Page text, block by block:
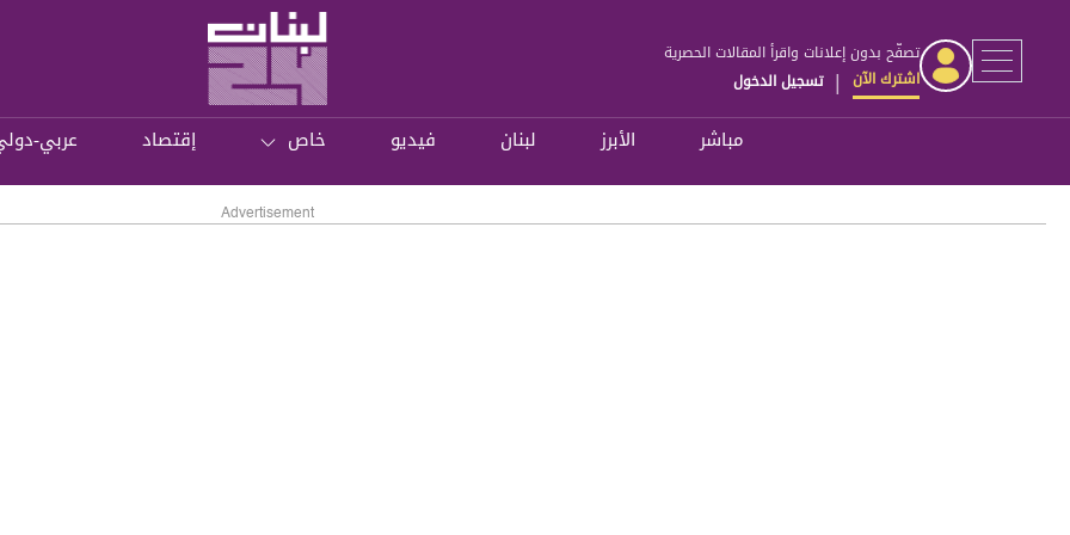
تصفّح بدون إعلانات واقرأ المقالات الحصرية
اشترك الآن | تسجيل الدخول
مباشر الأبرز لبنان فيديو خاص إقتصاد عربي-
Advertisement